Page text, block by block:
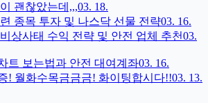
괜찮았는데,,,03. 18.
종목 투자 및 나스닥 선물 전략03. 16.
상사태 수익 전략 및 안전 업체 추천03.
트 보는법과 안전 대여계좌03. 16.
! 월화수목금금금! 화이팅합시다!!03. 13.